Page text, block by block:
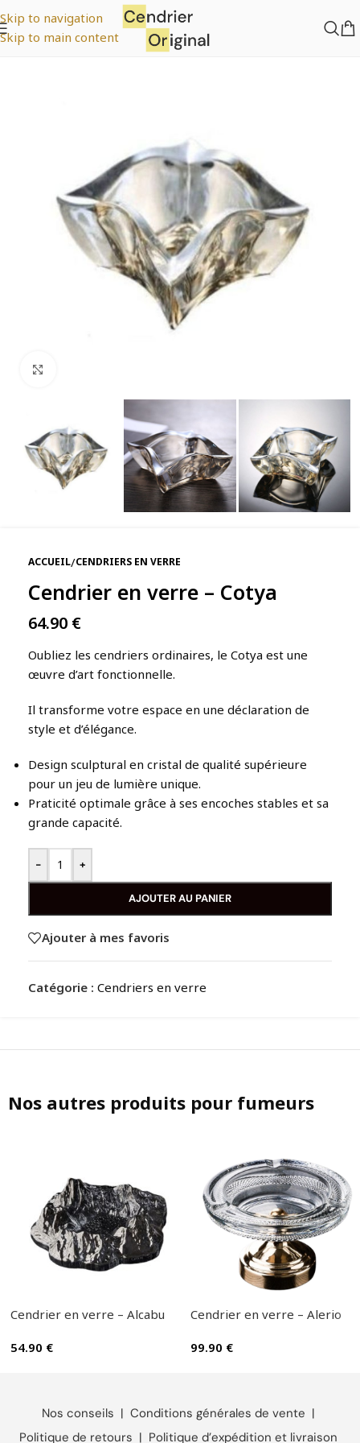
Skip to navigation
Skip to main content
ACCUEIL/CENDRIERS EN VERRE
Cendrier en verre – Cotya
64.90 €
Oubliez les cendriers ordinaires, le Cotya est une
œuvre d’art fonctionnelle.
Il transforme votre espace en une déclaration de
style et d’élégance.
Design sculptural en cristal de qualité supérieure
pour un jeu de lumière unique.
Praticité optimale grâce à ses encoches stables et sa
grande capacité.
- +
AJOUTER AU PANIER
Ajouter à mes favoris
Catégorie : Cendriers en verre
Nos autres produits pour fumeurs
Cendrier en verre – Alcabu
54.90 €
Cendrier en verre – Alerio
99.90 €
Nos conseils | Conditions générales de vente |
Politique de retours | Politique d’expédition et livraison